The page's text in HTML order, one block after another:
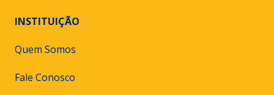
INSTITUIÇÃO
Quem Somos
Fale Conosco